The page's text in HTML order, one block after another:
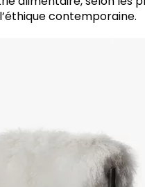
contemporaine.